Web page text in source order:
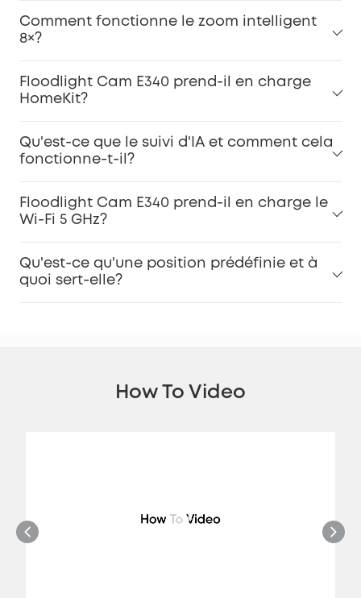
Comment fonctionne le zoom intelligent
8×?
Floodlight Cam E340 prend-il en charge
HomeKit?
Qu'est-ce que le suivi d'IA et comment cela
fonctionne-t-il?
Floodlight Cam E340 prend-il en charge le
Wi-Fi 5 GHz?
Qu'est-ce qu'une position prédéfinie et à
quoi sert-elle?
How To Video